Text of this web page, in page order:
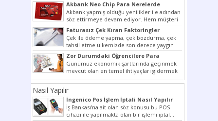
Akbank Neo Chip Para Nerelerde
Kullanılır?
Akbank yapmış olduğu yenilikler ile adından
söz ettirmeye devam ediyor. Hem müşteri
potansiyelini arttırmak hem...
Faturasız Çek Kıran Faktoringler
Çek ile ödeme yapma, çek bozdurma, çek
tahsil etme ülkemizde son derece yaygın
bir şekilde...
Zor Durumdaki Öğrencilere Para
Yardımı
Günümüz ekonomik şartlarında geçinmek
mevcut olan en temel ihtiyaçları gidermek
dahi son derece zor olmak...
Nasıl Yapılır
İngenico Pos İşlem İptali Nasıl Yapılır
İş Bankası’na ait olan söz konusu bu POS
cihazı ile yapılmakta olan bir işlemi iptal...